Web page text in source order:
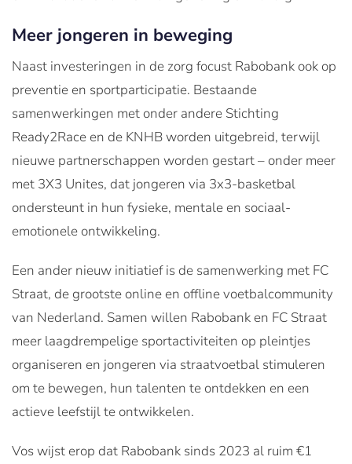
Meer jongeren in beweging
Naast investeringen in de zorg focust Rabobank ook op
preventie en sportparticipatie. Bestaande
samenwerkingen met onder andere Stichting
Ready2Race en de KNHB worden uitgebreid, terwijl
nieuwe partnerschappen worden gestart – onder meer
met 3X3 Unites, dat jongeren via 3x3-basketbal
ondersteunt in hun fysieke, mentale en sociaal-
emotionele ontwikkeling.
Een ander nieuw initiatief is de samenwerking met FC
Straat, de grootste online en offline voetbalcommunity
van Nederland. Samen willen Rabobank en FC Straat
meer laagdrempelige sportactiviteiten op pleintjes
organiseren en jongeren via straatvoetbal stimuleren
om te bewegen, hun talenten te ontdekken en een
actieve leefstijl te ontwikkelen.
Vos wijst erop dat Rabobank sinds 2023 al ruim €1